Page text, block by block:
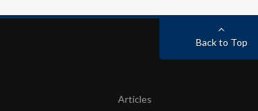
Back to Top
Articles